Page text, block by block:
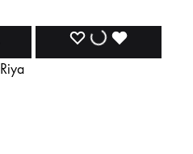
WISHLISTWISHLIST